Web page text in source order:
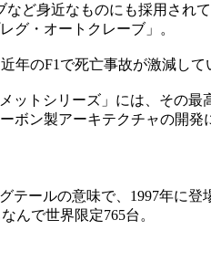
ど身近なものにも採用され
グ・オートクレーブ」。
のF1で死亡事故が激減し
トシリーズ」には、その
ボン製アーキテクチャの開発
ールの意味で、1997年に
んで世界限定765台。